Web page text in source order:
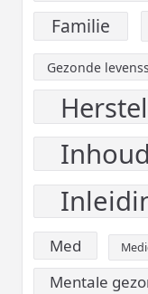
Familie
Gezonde
Herstel
Med
Mentale